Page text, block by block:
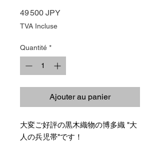
49 500 JPYPrix
TVA Incluse
Quantité *
Ajouter au panier
大変ご好評の黒木織物の博多織 "大
人の兵児帯"です！